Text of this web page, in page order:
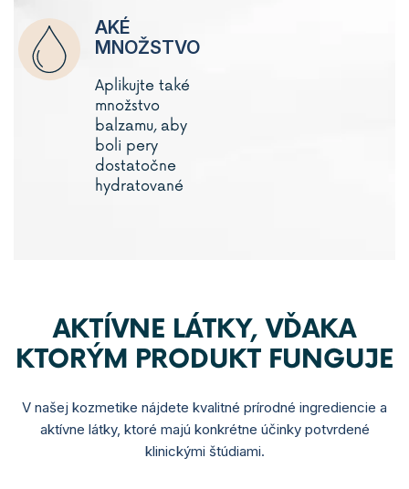
AKÉ
MNOŽSTVO
Aplikujte také
množstvo
balzamu, aby
boli pery
dostatočne
hydratované
AKTÍVNE LÁTKY, VĎAKA
KTORÝM PRODUKT FUNGUJE
V našej kozmetike nájdete kvalitné prírodné ingrediencie a
aktívne látky, ktoré majú konkrétne účinky potvrdené
klinickými štúdiami.